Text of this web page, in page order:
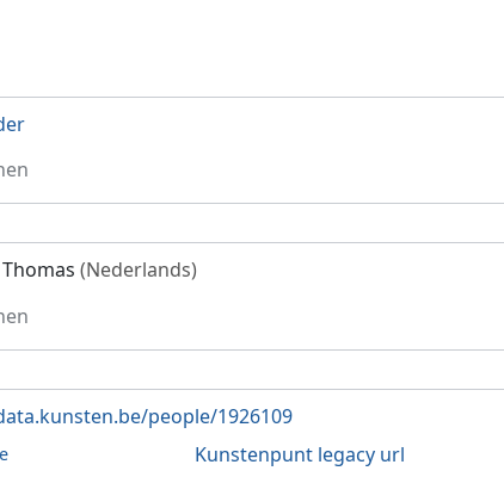
(Nederlands)
people/1926109
Kunstenpunt legacy url